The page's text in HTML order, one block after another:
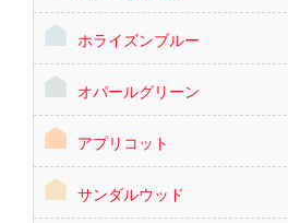
ホライズンブルー
オパールグリーン
アプリコット
サンダルウッド